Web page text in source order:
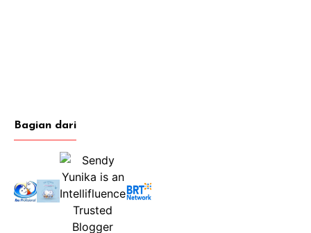
Bagian dari